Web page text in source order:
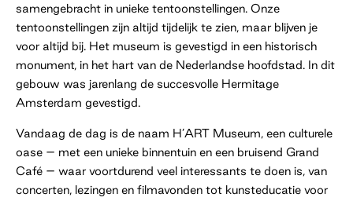
samengebracht in unieke tentoonstellingen. Onze
tentoonstellingen zijn altijd tijdelijk te zien, maar blijven je
voor altijd bij. Het museum is gevestigd in een historisch
monument, in het hart van de Nederlandse hoofdstad. In dit
gebouw was jarenlang de succesvolle Hermitage
Amsterdam gevestigd.
Vandaag de dag is de naam H’ART Museum, een culturele
oase – met een unieke binnentuin en een bruisend Grand
Café – waar voortdurend veel interessants te doen is, van
concerten, lezingen en filmavonden tot kunsteducatie voor